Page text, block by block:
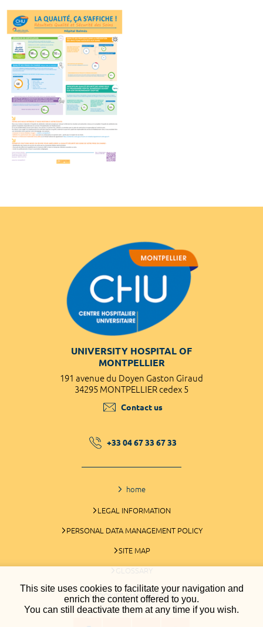
This site uses cookies to facilitate your navigation and
enrich the content offered to you.
You can still deactivate them at any time if you wish.
UNIVERSITY HOSPITAL OF
MONTPELLIER
191 avenue du Doyen Gaston Giraud
34295 MONTPELLIER cedex 5
Contact us
+33 04 67 33 67 33
home
LEGAL INFORMATION
PERSONAL DATA MANAGEMENT POLICY
SITE MAP
GLOSSARY
COOKIES MANAGEMENT